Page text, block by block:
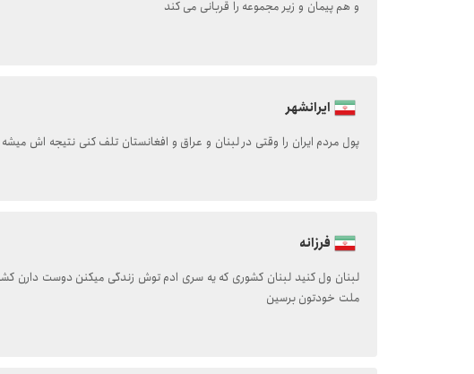
و هم پیمان و زیر مجموعه را قربانی می کند
ایرانشهر
پول مردم ایران را وقتی در لبنان و عراق و افغانستان تلف کنی نتیجه اش میشه
فرزانه
لبنان ول کنید لبنان کشوری که یه سری ادم توش زندگی میکنن دوست دارن
ملت خودتون برسین